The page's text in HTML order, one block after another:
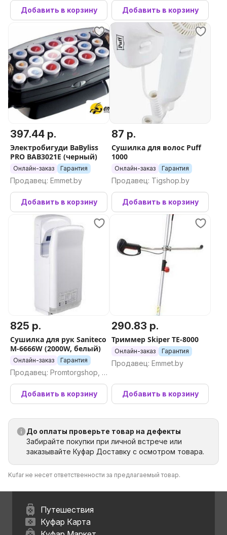
Добавить в корзину Добавить в корзину
397.44 р.
Электробигуди BaByliss
PRO BAB3021E (черный)
Онлайн-заказ Гарантия
Продавец: Emmet.by
Добавить в корзину
87 р.
Сушилка для волос Puff
1000
Онлайн-заказ Гарантия
Продавец: Tigshop.by
Добавить в корзину
825 р.
Сушилка для рук Saniteco
M-6666W (2000W, белый)
Онлайн-заказ Гарантия
Продавец: Promtorgshop, П
ромторгшоп
Добавить в корзину
290.83 р.
Триммер Skiper TE-8000
Онлайн-заказ Гарантия
Продавец: Emmet.by
Добавить в корзину
До оплаты проверьте товар на дефекты
Забирайте покупки при личной встрече или
заказывайте Куфар Доставку с осмотром товара.
Kufar не несет ответственности за предлагаемый товар.
Путешествия
Куфар Карта